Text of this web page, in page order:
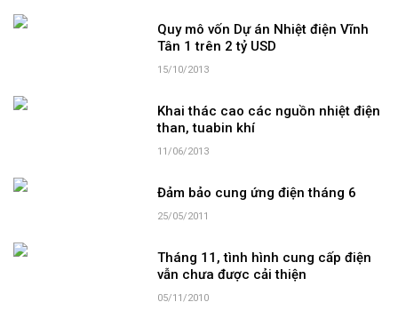
Quy mô vốn Dự án Nhiệt điện Vĩnh
Tân 1 trên 2 tỷ USD
15/10/2013
Khai thác cao các nguồn nhiệt điện
than, tuabin khí
11/06/2013
Đảm bảo cung ứng điện tháng 6
25/05/2011
Tháng 11, tình hình cung cấp điện
vẫn chưa được cải thiện
05/11/2010